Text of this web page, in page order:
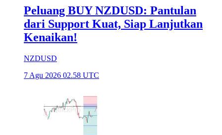
Peluang BUY NZDUSD: Pantulan
dari Support Kuat, Siap Lanjutkan
Kenaikan!
NZDUSD
7 Agu 2026 02.58 UTC